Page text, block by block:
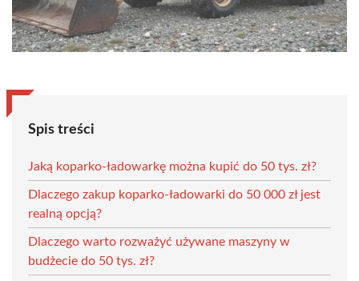
Spis treści
Jaką koparko-ładowarkę można kupić do 50 tys. zł?
Dlaczego zakup koparko-ładowarki do 50 000 zł jest
realną opcją?
Dlaczego warto rozważyć używane maszyny w
budżecie do 50 tys. zł?